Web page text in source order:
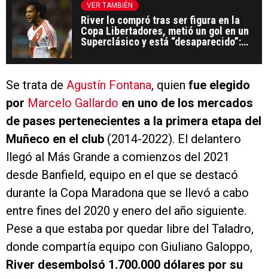
VER TAMBIÉN
River lo compró tras ser figura en la
Copa Libertadores, metió un gol en un
Superclásico y está “desaparecido”:
Se trata de Agustín Fontana, quien fue elegido
por Marcelo Gallardo en uno de los mercados
de pases pertenecientes a la primera etapa del
Muñeco en el club (2014-2022). El delantero
llegó al Más Grande a comienzos del 2021
desde Banfield, equipo en el que se destacó
durante la Copa Maradona que se llevó a cabo
entre fines del 2020 y enero del año siguiente.
Pese a que estaba por quedar libre del Taladro,
donde compartía equipo con Giuliano Galoppo,
River desembolsó 1.700.000 dólares por su